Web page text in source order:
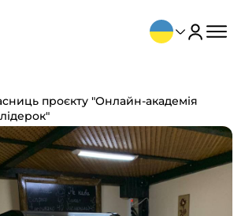
проєкту "Онлайн-академія